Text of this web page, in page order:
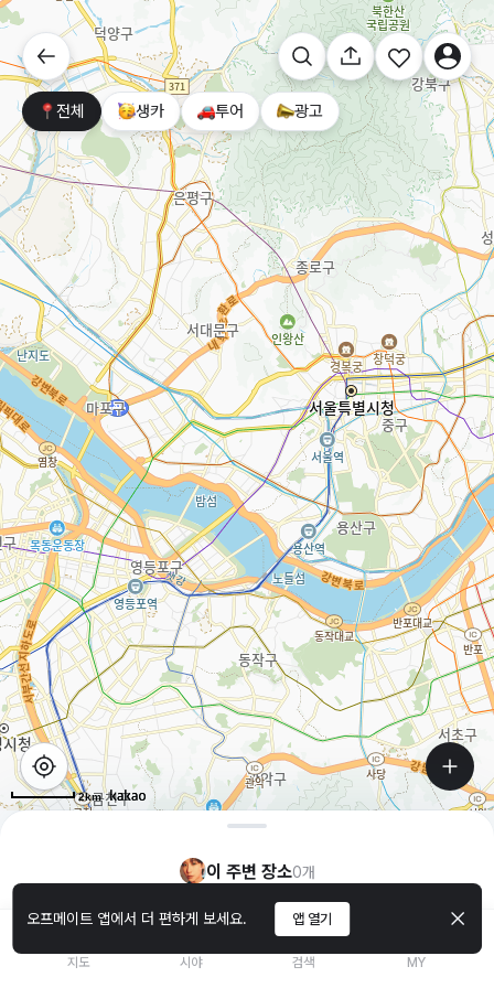
오프메이트 앱에서 더 편하게 보세요. 앱 열기
2km
전체 생카 투어 광고
이 주변 장소0개
지도 시야 검색 MY